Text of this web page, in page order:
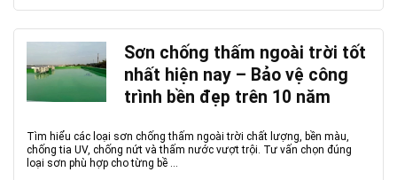
Sơn chống thấm ngoài trời tốt
nhất hiện nay – Bảo vệ công
trình bền đẹp trên 10 năm
Tìm hiểu các loại sơn chống thấm ngoài trời chất lượng, bền màu,
chống tia UV, chống nứt và thấm nước vượt trội. Tư vấn chọn đúng
loại sơn phù hợp cho từng bề ...